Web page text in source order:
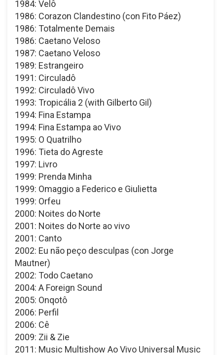
1984: Velô
1986: Corazon Clandestino (con Fito Páez)
1986: Totalmente Demais
1986: Caetano Veloso
1987: Caetano Veloso
1989: Estrangeiro
1991: Circuladô
1992: Circuladô Vivo
1993: Tropicália 2 (with Gilberto Gil)
1994: Fina Estampa
1994: Fina Estampa ao Vivo
1995: O Quatrilho
1996: Tieta do Agreste
1997: Livro
1999: Prenda Minha
1999: Omaggio a Federico e Giulietta
1999: Orfeu
2000: Noites do Norte
2001: Noites do Norte ao vivo
2001: Canto
2002: Eu não peço desculpas (con Jorge
Mautner)
2002: Todo Caetano
2004: A Foreign Sound
2005: Onqotô
2006: Perfil
2006: Cê
2009: Zii & Zie
2011: Music Multishow Ao Vivo Universal Music